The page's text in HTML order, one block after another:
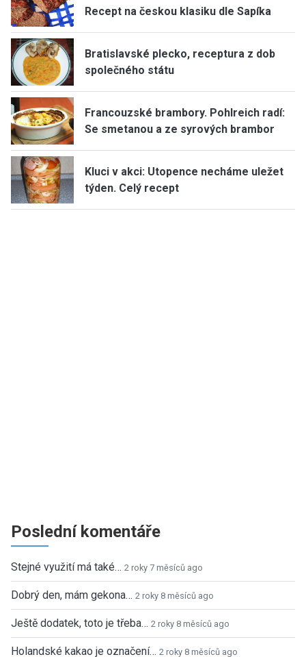
Recept na českou klasiku dle Sapíka
Bratislavské plecko, receptura z dob
společného státu
Francouzské brambory. Pohlreich radí:
Se smetanou a ze syrových brambor
Kluci v akci: Utopence necháme uležet
týden. Celý recept
Poslední komentáře
Stejné využití má také… 2 roky 7 měsíců ago
Dobrý den, mám gekona… 2 roky 8 měsíců ago
Ještě dodatek, toto je třeba… 2 roky 8 měsíců ago
Holandské kakao je označení… 2 roky 8 měsíců ago